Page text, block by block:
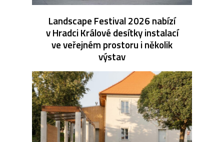
Landscape Festival 2026 nabízí
v Hradci Králové desítky instalací
ve veřejném prostoru i několik
výstav